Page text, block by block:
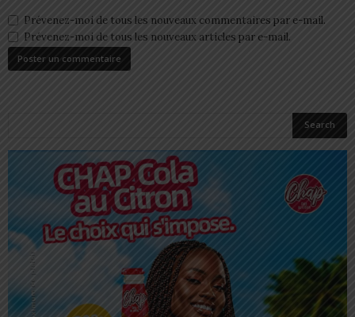
Prévenez-moi de tous les nouveaux commentaires par e-mail.
Prévenez-moi de tous les nouveaux articles par e-mail.